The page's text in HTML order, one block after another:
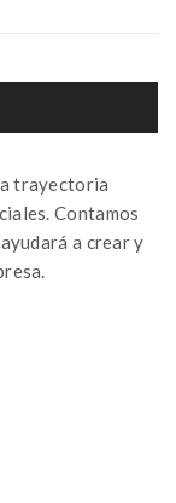
trayectoria
Contamos
a crear y